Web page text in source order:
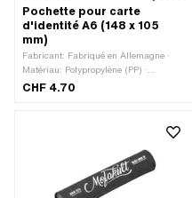
Pochette pour carte
d'identité A6 (148 x 105
mm)
Fabricant: Fabriqué en Allemagne ·
Matériau: Polypropylène (PP) ·
Longueur totale: 105 mm · Format DIN:
CHF 4.70